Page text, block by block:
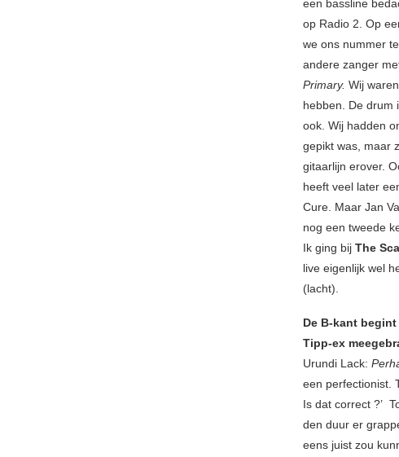
een bassline
op Radio 2. Op
we ons nummer
andere zanger
Primary. Wij
hebben. De drum
ook. Wij hadden
gepikt was, maar
gitaarlijn erover.
heeft veel later
Cure. Maar Jan
nog een tweede
Ik ging bij The
live eigenlijk wel
(lacht).
De B-kant begint
Tipp-ex
Urundi Lack:
een perfectionist.
Is dat correct ?’
den duur er
eens juist zou